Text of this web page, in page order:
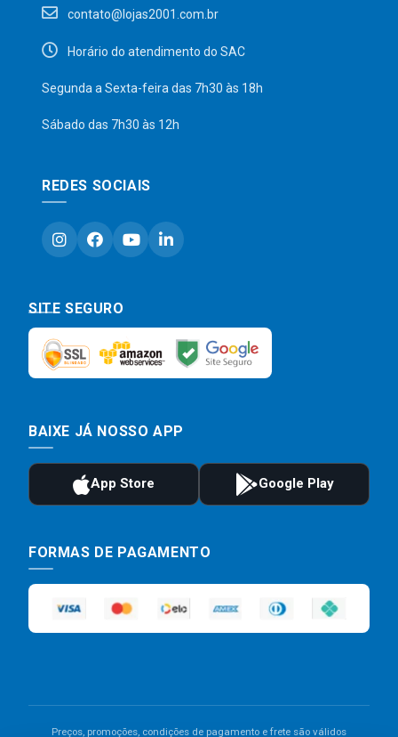
contato@lojas2001.com.br
Horário do atendimento do SAC
Segunda a Sexta-feira das 7h30 às 18h
Sábado das 7h30 às 12h
REDES SOCIAIS
SITE SEGURO
BAIXE JÁ NOSSO APP
FORMAS DE PAGAMENTO
Preços, promoções, condições de pagamento e frete são válidos